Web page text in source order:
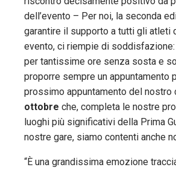
dell’evento – Per noi, la seconda
garantire il supporto a tutti gli atleti
evento, ci riempie di
per tantissime ore senza sosta e
proporre sempre un appuntamento
prossimo appuntamento del nostro
ottobre che, completa le nostre
luoghi più significativi della Prima
nostre gare, siamo contenti anche
“È una grandissima emozione